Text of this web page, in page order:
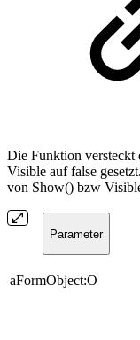
Die Funktion
Visible auf false
von Show() bzw
Parameter
aFormObject:O